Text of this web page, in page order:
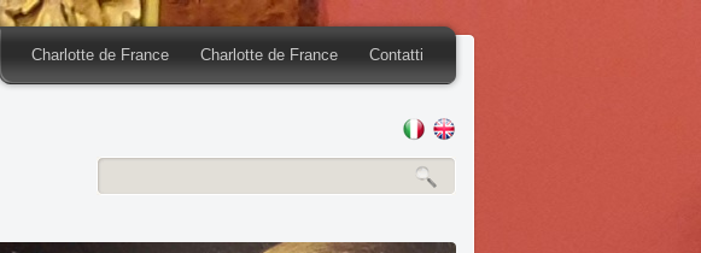
Charlotte de France Charlotte de France Contatti